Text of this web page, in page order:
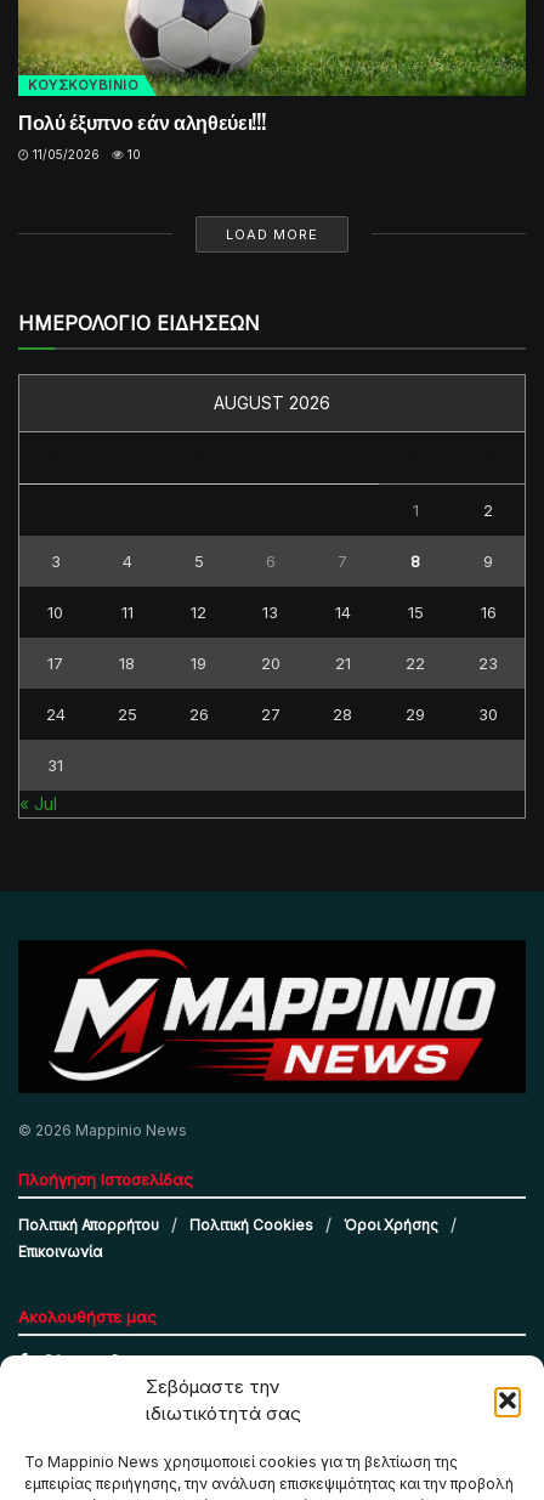
Σεβόμαστε την
ιδιωτικότητά σας
Το Mappinio News χρησιμοποιεί cookies για τη βελτίωση της
εμπειρίας περιήγησης, την ανάλυση επισκεψιμότητας και την προβολή
ΚΟΥΣΚΟΥΒΙΝΙΟ
Πολύ έξυπνο εάν αληθεύει!!!
11/05/2026 10
LOAD MORE
ΗΜΕΡΟΛΟΓΙΟ ΕΙΔΗΣΕΩΝ
AUGUST 2026
1 2
3 4 5 6 7 8 9
10 11 12 13 14 15 16
17 18 19 20 21 22 23
24 25 26 27 28 29 30
31
« Jul
© 2026 Mappinio News
Πλοήγηση Ιστοσελίδας
Πολιτική Απορρήτου Πολιτική Cookies
Όροι Χρήσης
Επικοινωνία
Ακολουθήστε μας